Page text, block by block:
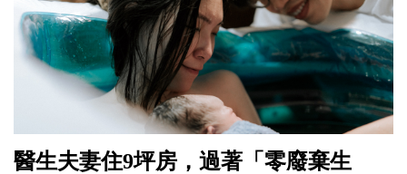
醫生夫妻住9坪房，過著「零廢棄生